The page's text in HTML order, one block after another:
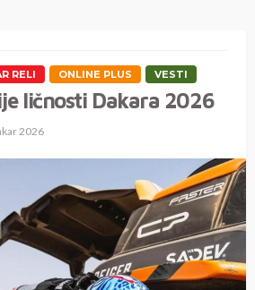
RELI ONLINE PLUS VESTI
ličnosti Dakara 2026
2026